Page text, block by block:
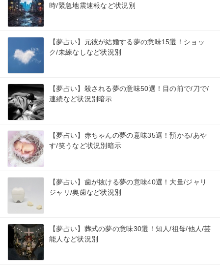
時/緊急地震速報など状況別
【夢占い】元彼が結婚する夢の意味15選！ショッ
ク/未練なしなど状況別
【夢占い】殺される夢の意味50選！目の前で/刀で/
連続など状況別暗示
【夢占い】赤ちゃんの夢の意味35選！預かる/あや
す/笑うなど状況別暗示
【夢占い】歯が抜ける夢の意味40選！大量/ジャリ
ジャリ/奥歯など状況別
【夢占い】葬式の夢の意味30選！知人/祖母/他人/芸
能人など状況別